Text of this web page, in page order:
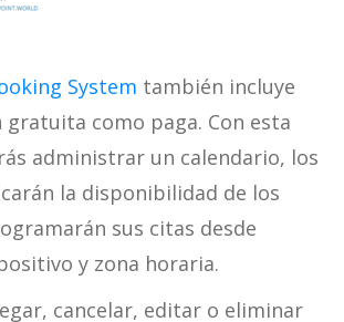
System también incluye
como paga. Con esta
administrar un calendario, los
la disponibilidad de los
sus citas desde
y zona horaria.
cancelar, editar o eliminar